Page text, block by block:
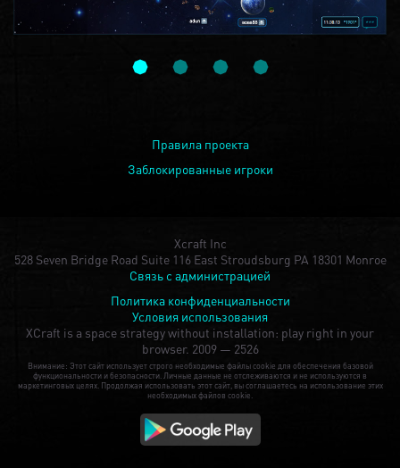
Правила проекта
Заблокированные игроки
Xcraft Inc
528 Seven Bridge Road Suite 116 East Stroudsburg PA 18301 Monroe
Связь с администрацией
Политика конфиденциальности
Условия использования
XCraft is a space strategy without installation: play right in your
browser. 2009 — 2526
Внимание: Этот сайт использует строго необходимые файлы cookie для обеспечения базовой
функциональности и безопасности. Личные данные не отслеживаются и не используются в
маркетинговых целях. Продолжая использовать этот сайт, вы соглашаетесь на использование этих
необходимых файлов cookie.